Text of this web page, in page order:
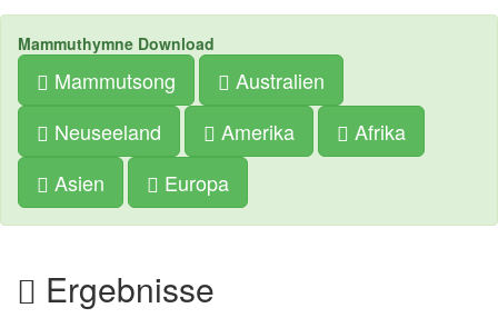
Mammuthymne Download
Mammutsong
Australien
Neuseeland
Amerika
Afrika
Asien
Europa
Ergebnisse